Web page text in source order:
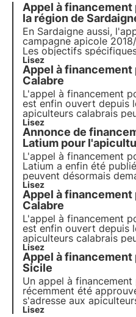
Appel à
la région de
En Sardaigne aussi,
campagne apicole
Les objectifs
accroître l'efficacité et
produits apicoles.
l'apiculture dans la
Lisez
Appel à
Calabre
L'appel à financement
est enfin ouvert depuis
apiculteurs calabrais
également introduire
activités apicoles. Le
approuvé dans le but
en Calabre.
Lisez
Annonce de
Latium pour
L'appel à financement
Latium a enfin été
peuvent désormais
pour leurs activités
Lisez
Appel à
Calabre
L'appel à financement
est enfin ouvert depuis
apiculteurs calabrais
également déposer une
activités apicoles. Le
approuvé en vue
l'apiculture.
Lisez
Appel à
Sicile
Un appel à
récemment été
s'adresse aux
leur production et
Lisez